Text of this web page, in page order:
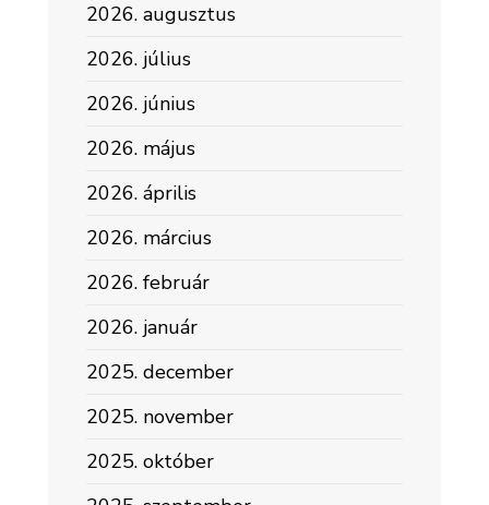
2026. augusztus
2026. július
2026. június
2026. május
2026. április
2026. március
2026. február
2026. január
2025. december
2025. november
2025. október